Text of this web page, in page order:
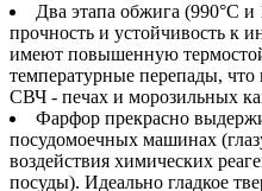
Два этапа обжига (990°C и
прочность и устойчивость к
имеют повышенную
температурные перепады, что
СВЧ - печах и морозильных
Фарфор прекрасно
посудомоечных машинах
воздействия химических
посуды). Идеально гладкое